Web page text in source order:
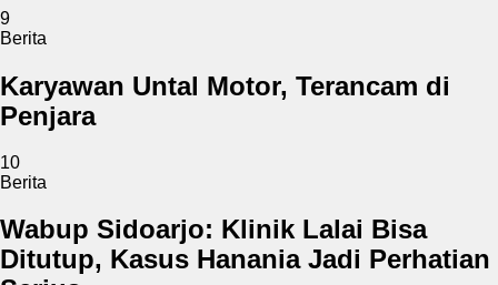
9
Berita
Karyawan Untal Motor, Terancam di
Penjara
10
Berita
Wabup Sidoarjo: Klinik Lalai Bisa
Ditutup, Kasus Hanania Jadi Perhatian